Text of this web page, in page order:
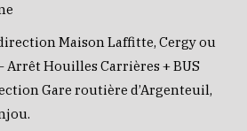
direction Maison Laffitte, Cergy ou
Arrêt Houilles Carrières + BUS
Gare routière d’Argenteuil,